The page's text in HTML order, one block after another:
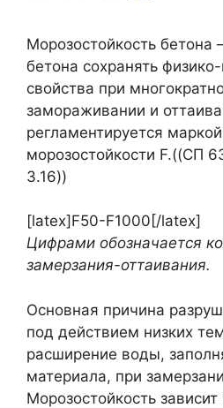
Морозостойкость бетона
бетона сохранять
свойства при
замораживании и
регламентируется
морозостойкости F.((СП
3.16))
[latex]F50-F1000[/latex]
Цифрами обозначается
замерзания-оттаивания.
Основная причина
под действием низких
расширение воды,
материала, при
Морозостойкость